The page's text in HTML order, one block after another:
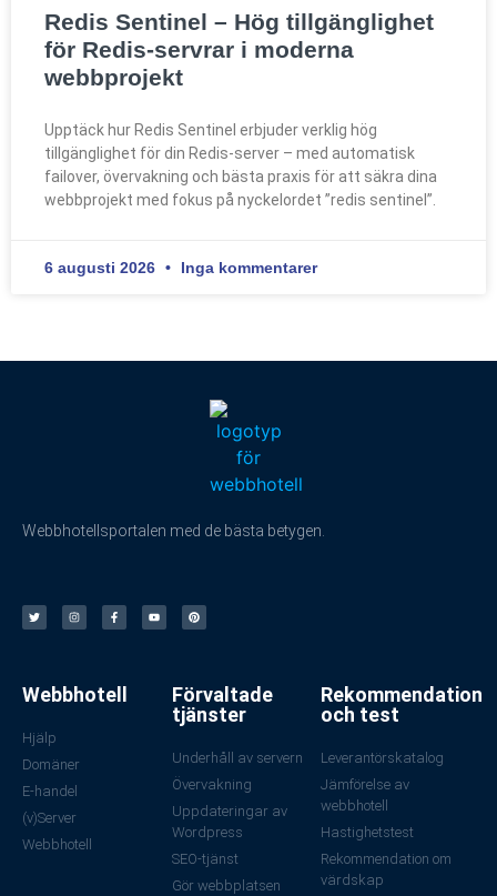
Redis Sentinel – Hög tillgänglighet
för Redis-servrar i moderna
webbprojekt
Upptäck hur Redis Sentinel erbjuder verklig hög
tillgänglighet för din Redis-server – med automatisk
failover, övervakning och bästa praxis för att säkra dina
webbprojekt med fokus på nyckelordet ”redis sentinel”.
6 augusti 2026 Inga kommentarer
Webbhotellsportalen med de bästa betygen.
Webbhotell
Hjälp
Domäner
E-handel
(v)Server
Webbhotell
Förvaltade
tjänster
Underhåll av servern
Övervakning
Uppdateringar av
Wordpress
SEO-tjänst
Gör webbplatsen
Rekommendation
och test
Leverantörskatalog
Jämförelse av
webbhotell
Hastighetstest
Rekommendation om
värdskap